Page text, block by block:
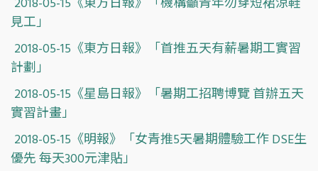
2018-05-15《東方日報》「機構籲青年勿穿短裙涼鞋
見工」
2018-05-15《東方日報》「首推五天有薪暑期工實習
計劃」
2018-05-15《星島日報》「暑期工招聘博覽 首辦五天
實習計畫」
2018-05-15《明報》「女青推5天暑期體驗工作 DSE生
優先 每天300元津貼」